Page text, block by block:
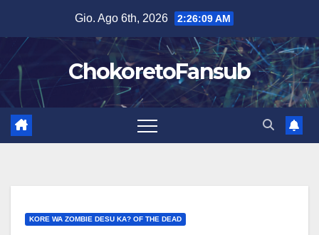
contenuto
Gio. Ago 6th, 2026 2:26:10 AM
ChokoretoFansub
KORE WA ZOMBIE DESU KA? OF THE DEAD